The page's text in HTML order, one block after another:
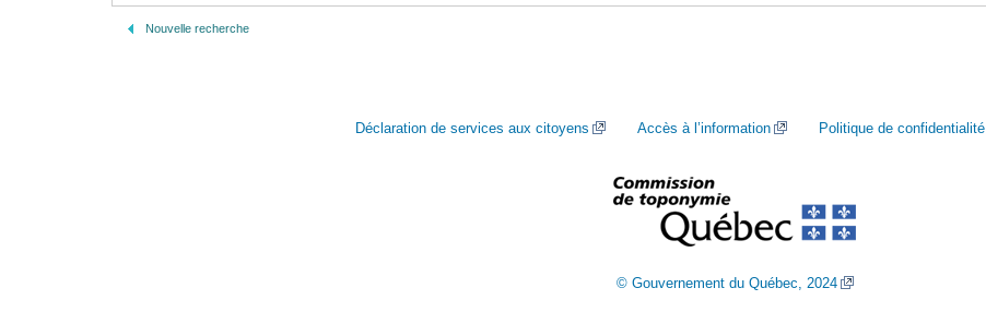
Nouvelle recherche
Déclaration de services aux citoyens Accès à l’information Politique de confidentialité
© Gouvernement du Québec, 2024